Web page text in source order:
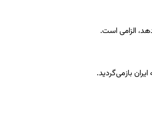
الزامی است.
بازمی‌گردید.